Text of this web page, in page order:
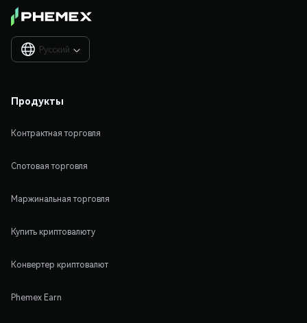
Русский 
Продукты
Контрактная торговля
Спотовая торговля
Маржинальная торговля
Купить криптовалюту
Конвертер криптовалют
Phemex Earn